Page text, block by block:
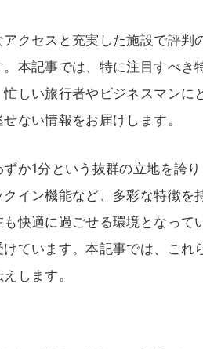
クセスと充実した施設で評判
本記事では、特に注目すべき
しい旅行者やビジネスマンに
ない情報をお届けします。
か1分という抜群の立地を誇
イン機能など、多彩な特徴を
快適に過ごせる環境となって
ています。本記事では、これ
します。